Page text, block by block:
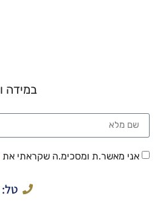
במידה
אני מאשר.ת ומסכימ.ה שקראתי את
טל: 048555573